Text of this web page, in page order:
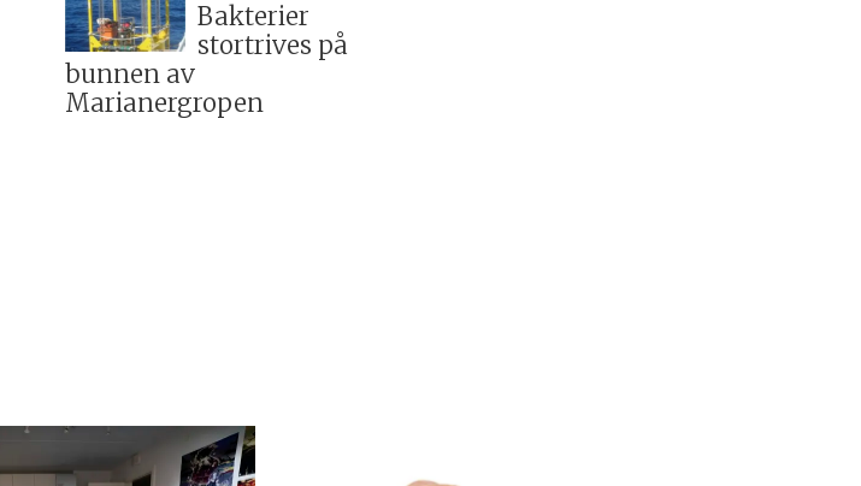
Bakterier
stortrives på
bunnen av
Marianergropen